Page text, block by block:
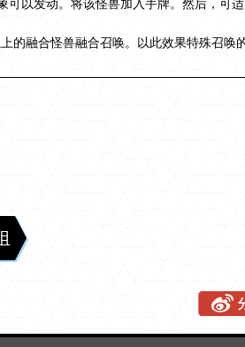
可以发动。将该怪兽加入手牌。然后，可
的融合怪兽融合召唤。以此效果特殊召唤